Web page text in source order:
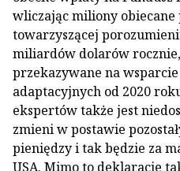
wliczając miliony obiecane
towarzyszącej
miliardów dolarów
przekazywane na
adaptacyjnych od 2020
ekspertów także jest
zmieni w postawie
pieniędzy i tak będzie za
USA. Mimo to deklaracje